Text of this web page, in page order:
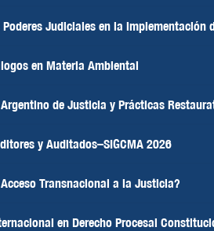
Judiciales en la
en Materia Ambiental
de Justicia y Prácticas
y Auditados–SIGCMA 2026
Acceso Transnacional a la Justicia?
en Derecho Procesal